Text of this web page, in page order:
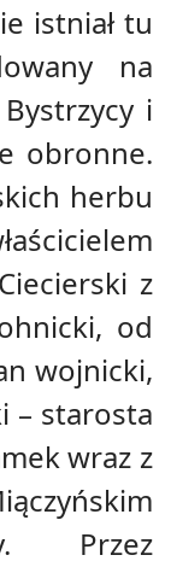
istniał tu
na
i
obronne.
herbu
z
od
wojnicki,
– starosta
wraz z
Przez